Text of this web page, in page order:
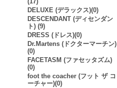
DELUXE (デラックス)(0)
DESCENDANT (ディセンダン
ト) (9)
DRESS (ドレス)(0)
Dr.Martens (ドクターマーチン)
(0)
FACETASM (ファセッタズム)
(0)
foot the coacher (フット ザ コ
ーチャー)(0)